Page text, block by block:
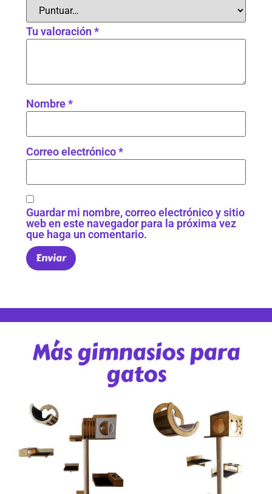
Tu valoración*
Nombre*
Correo electrónico*
Guardar mi nombre, correo electrónico y sitio
web en este navegador para la próxima vez
que haga un comentario.
Más gimnasios para
gatos